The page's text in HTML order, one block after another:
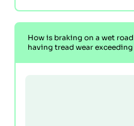
How is braking on a wet
having tread wear